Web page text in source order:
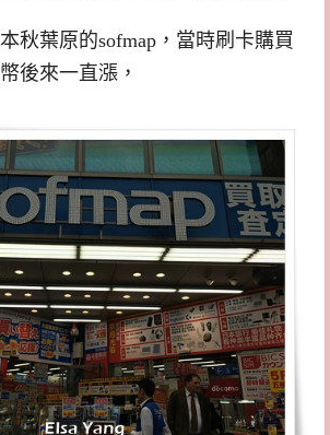
秋葉原的sofmap，當時刷卡購買
後來一直漲，